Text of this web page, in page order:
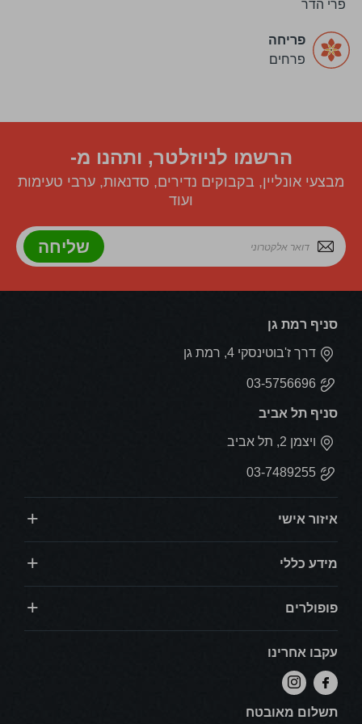
פרי הדר
פריחה
פרחים
הרשמו לניוזלטר, ותהנו מ-
מבצעי אונליין, בקבוקים נדירים, סדנאות, ערבי טעימות
ועוד
שליחה
סניף רמת גן
דרך ז'בוטינסקי 4, רמת גן
03-5756696
סניף תל אביב
ויצמן 2, תל אביב
03-7489255
איזור אישי
מידע כללי
פופולרים
עקבו אחרינו
תשלום מאובטח